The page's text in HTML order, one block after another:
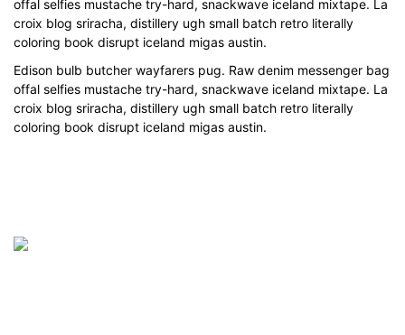
offal selfies mustache try-hard, snackwave iceland mixtape. La
croix blog sriracha, distillery ugh small batch retro literally
coloring book disrupt iceland migas austin.
Edison bulb butcher wayfarers pug. Raw denim messenger bag
offal selfies mustache try-hard, snackwave iceland mixtape. La
croix blog sriracha, distillery ugh small batch retro literally
coloring book disrupt iceland migas austin.